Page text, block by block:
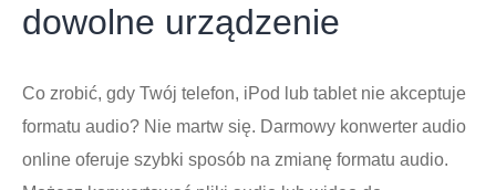
dowolne urządzenie
Co zrobić, gdy Twój telefon, iPod lub tablet nie akceptuje
formatu audio? Nie martw się. Darmowy konwerter audio
online oferuje szybki sposób na zmianę formatu audio.